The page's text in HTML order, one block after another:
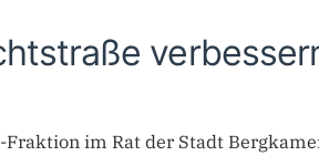
Fraktion im Rat der Stadt